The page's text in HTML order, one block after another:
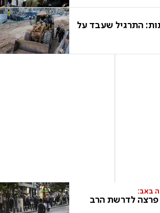
התרגיל שעבד על
באב:
פרצה לדרשת הרב